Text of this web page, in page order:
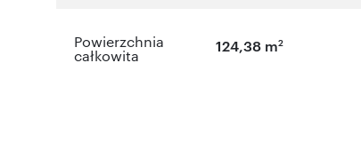
Powierzchnia
całkowita
124,38 m2